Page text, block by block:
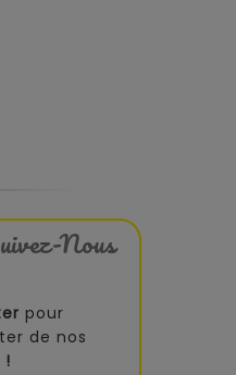
Nous
pour
de nos
!